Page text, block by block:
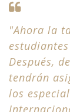
"Ahora la
Después,
tendrán
los